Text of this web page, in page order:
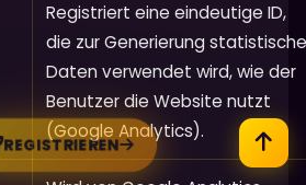
Registriert eine eindeutige ID,
die zur Generierung
Daten verwendet wird, wie der
Benutzer die Website nutzt
(Google Analytics).
REGISTRIEREN